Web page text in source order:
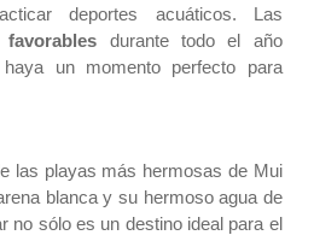
deportes acuáticos. Las
durante todo el año
un momento perfecto para
las playas más hermosas de Mui
blanca y su hermoso agua de
no sólo es un destino ideal para el